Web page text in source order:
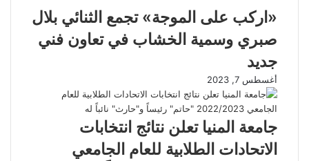
«اركب على الموجة» تجمع الثنائي بلال
صبري وسمية الخشاب في تعاون فني
جديد
أغسطس 7, 2023
جامعة المنيا تعلن نتائج انتخابات
الاتحادات الطلابية للعام الجامعي